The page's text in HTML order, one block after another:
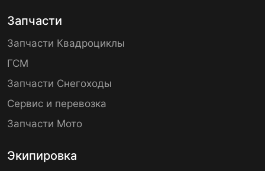
Запчасти
Запчасти Квадроциклы
ГСМ
Запчасти Снегоходы
Сервис и перевозка
Запчасти Мото
Экипировка